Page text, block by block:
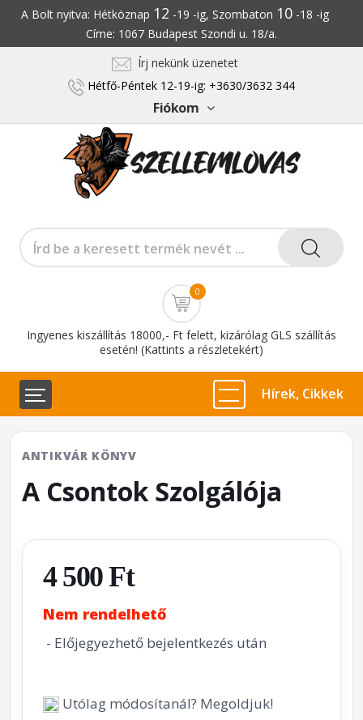
A Bolt nyitva: Hétköznap 12 -19 -ig, Szombaton 10-18 -ig
Címe: 1067 Budapest Szondi u. 18/a.
Írj nekünk üzenetet
Hétfő-Péntek 12-19-ig: +3630/3632 344
Fiókom
0
Ingyenes kiszállítás 18000,- Ft felett, kizárólag GLS szállítás
esetén! (Kattints a részletekért)
Hírek, Cikkek
ANTIKVÁR KÖNYV
A Csontok Szolgálója
4 500 Ft
Nem rendelhető
- Előjegyezhető bejelentkezés után
Utólag módosítanál? Megoldjuk!